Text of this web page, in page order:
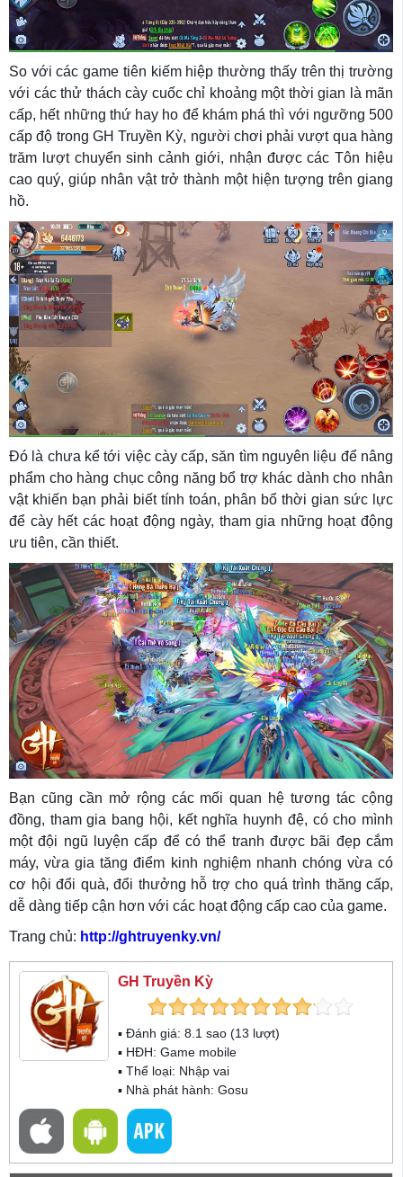
So với các game tiên kiếm hiệp thường thấy trên thị trường
với các thử thách cày cuốc chỉ khoảng một thời gian là mãn
cấp, hết những thứ hay ho để khám phá thì với ngưỡng 500
cấp độ trong GH Truyền Kỳ, người chơi phải vượt qua hàng
trăm lượt chuyển sinh cảnh giới, nhận được các Tôn hiệu
cao quý, giúp nhân vật trở thành một hiện tượng trên giang
hồ.
Đó là chưa kể tới việc cày cấp, săn tìm nguyên liệu để nâng
phẩm cho hàng chục công năng bổ trợ khác dành cho nhân
vật khiến bạn phải biết tính toán, phân bổ thời gian sức lực
để cày hết các hoạt động ngày, tham gia những hoạt động
ưu tiên, cần thiết.
Bạn cũng cần mở rộng các mối quan hệ tương tác cộng
đồng, tham gia bang hội, kết nghĩa huynh đệ, có cho mình
một đội ngũ luyện cấp để có thể tranh được bãi đẹp cắm
máy, vừa gia tăng điểm kinh nghiệm nhanh chóng vừa có
cơ hội đổi quà, đổi thưởng hỗ trợ cho quá trình thăng cấp,
dễ dàng tiếp cận hơn với các hoạt động cấp cao của game.
Trang chủ: http://ghtruyenky.vn/
GH Truyền Kỳ
▪ Đánh giá: 8.1 sao (13 lượt)
▪ HĐH: Game mobile
▪ Thể loại: Nhập vai
▪ Nhà phát hành: Gosu